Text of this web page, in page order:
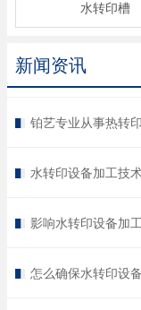
水转印槽
新闻资讯
铂艺专业从事热转
水转印设备加工技
影响水转印设备加
怎么确保水转印设